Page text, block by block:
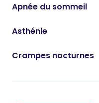
Apnée du sommeil
Asthénie
Crampes nocturnes